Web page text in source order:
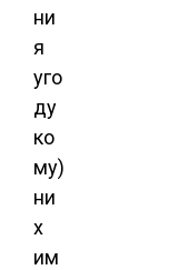
ни
я
уго
ду
ко
му)
ни
х
им